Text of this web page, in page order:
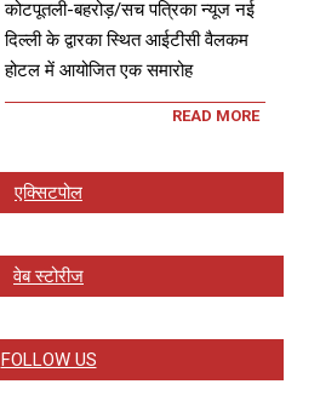
कोटपूतली-बहरोड़/सच पत्रिका न्यूज नई
दिल्ली के द्वारका स्थित आईटीसी वैलकम
होटल में आयोजित एक समारोह
READ MORE
एक्सिटपोल
वेब स्टोरीज
FOLLOW US